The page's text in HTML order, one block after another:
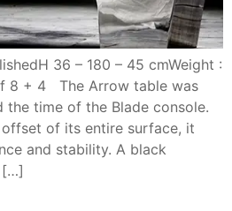
36 – 180 – 45 cmWeight :
8 + 4 The Arrow table was
the time of the Blade console.
of its entire surface, it
and stability. A black
[…]